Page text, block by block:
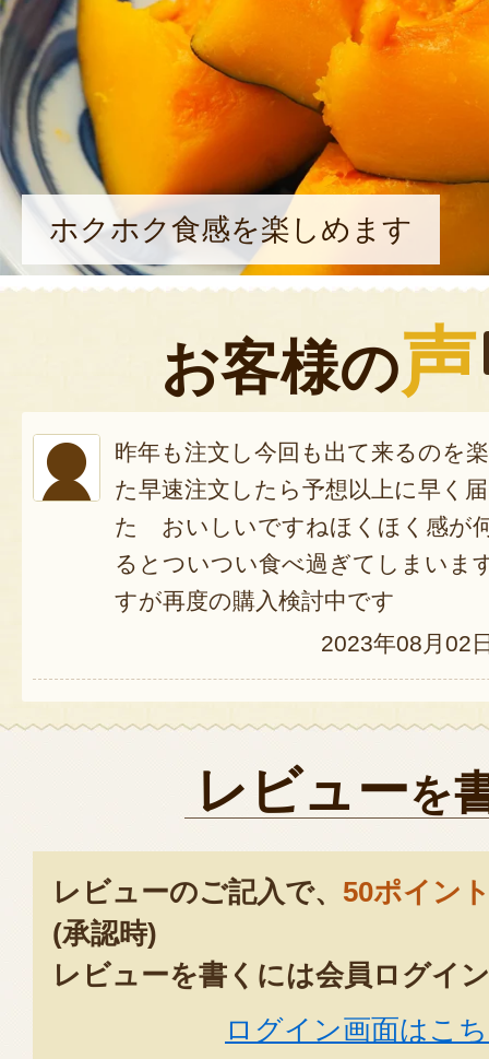
ホクホク食感を楽しめます
お客様の声
昨年も注文し今回も出て来るのを
た早速注文したら予想以上に早く
た おいしいですねほくほく感が
るとついつい食べ過ぎてしまいま
すが再度の購入検討中です
2023年08月02
レビューを
レビューのご記入で、 50ポイン
(承認時)
レビューを書くには会員ログイ
ログイン画面はこ